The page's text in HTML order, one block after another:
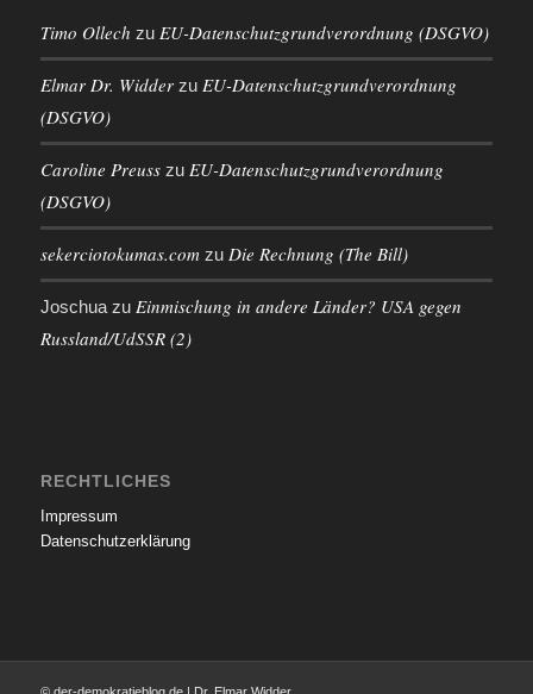
Timo Ollech zu EU-Datenschutzgrundverordnung (DSGVO)
Elmar Dr. Widderzu EU-Datenschutzgrundverordnung
(DSGVO)
Caroline Preusszu EU-Datenschutzgrundverordnung
(DSGVO)
sekerciotokumas.comzu Die Rechnung (The Bill)
Joschuazu Einmischung in andere Länder? USA gegen
Russland/UdSSR (2)
RECHTLICHES
Impressum
Datenschutzerklärung